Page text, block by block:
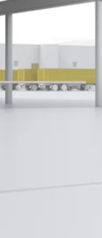
inScope